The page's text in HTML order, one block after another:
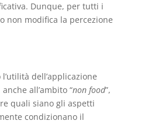
Dunque, per tutti i
non modifica la percezione
dell’applicazione
all’ambito “non food”,
quali siano gli aspetti
condizionano il